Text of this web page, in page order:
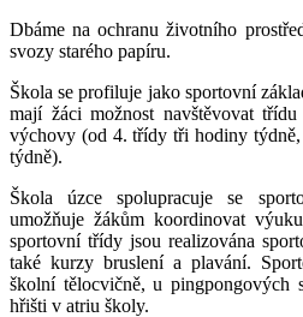
Dbáme na ochranu životního
svozy starého papíru.
Škola se profiluje jako sportovní
mají žáci možnost navštěvovat
výchovy (od 4. třídy tři hodiny
týdně).
Škola úzce spolupracuje se
umožňuje žákům koordinovat
sportovní třídy jsou realizována
také kurzy bruslení a plavání.
školní tělocvičně, u pingpongových
hřišti v atriu školy.